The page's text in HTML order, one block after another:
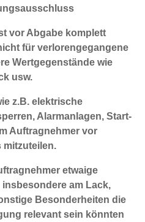
vor Abgabe komplett
für verlorengegangene
Wertgegenstände wie
usw.
z.B. elektrische
Alarmanlagen, Start-
Auftragnehmer vor
mitzuteilen.
etwaige
am Lack,
Besonderheiten die
relevant sein könnten